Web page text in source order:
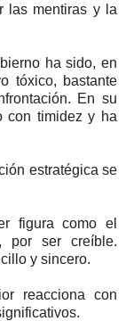
las mentiras y la
ha sido, en
tóxico, bastante
En su
con timidez y ha
estratégica se
figura como el
por ser creíble.
y sincero.
reacciona con